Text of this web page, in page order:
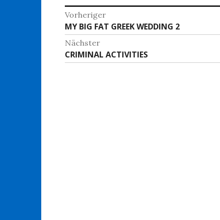
Beitragsnavigation
Vorheriger
Vorheriger
Beitrag:
MY BIG FAT GREEK WEDDING 2
Nächster
Nächster
Beitrag:
CRIMINAL ACTIVITIES